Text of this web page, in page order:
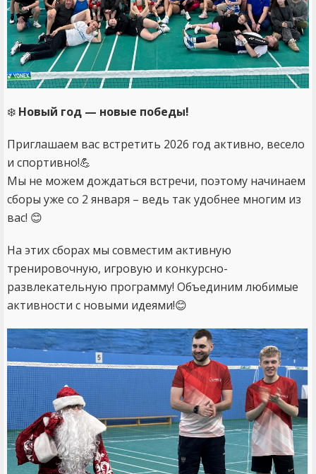
❄️ Новый год — новые победы!
Приглашаем вас встретить 2026 год активно, весело
и спортивно!💪
Мы не можем дождаться встречи, поэтому начинаем
сборы уже со 2 января – ведь так удобнее многим из
вас! 😊
На этих сборах мы совместим активную
тренировочную, игровую и конкурсно-
развлекательную программу! Объединим любимые
активности с новыми идеями!😊